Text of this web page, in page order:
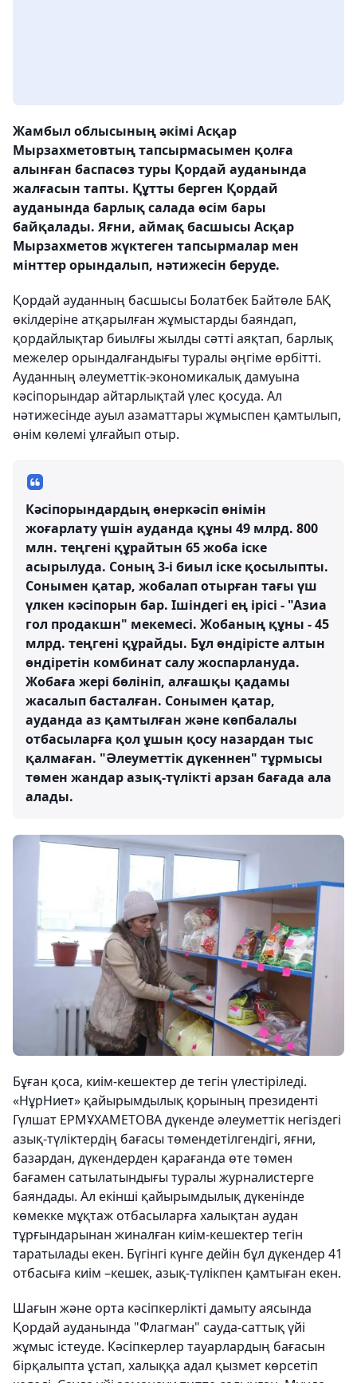
Жамбыл облысының әкімі Асқар
Мырзахметовтың тапсырмасымен қолға
алынған баспасөз туры Қордай ауданында
жалғасын тапты. Құтты берген Қордай
ауданында барлық салада өсім бары
байқалады. Яғни, аймақ басшысы Асқар
Мырзахметов жүктеген тапсырмалар мен
мінттер орындалып, нәтижесін беруде.
Қордай ауданның басшысы Болатбек Байтөле БАҚ
өкілдеріне атқарылған жұмыстарды баяндап,
қордайлықтар биылғы жылды сәтті аяқтап, барлық
межелер орындалғандығы туралы әңгіме өрбітті.
Ауданның әлеуметтік-экономикалық дамуына
кәсіпорындар айтарлықтай үлес қосуда. Ал
нәтижесінде ауыл азаматтары жұмыспен қамтылып,
өнім көлемі ұлғайып отыр.
Кәсіпорындардың өнеркәсіп өнімін
жоғарлату үшін ауданда құны 49 млрд. 800
млн. теңгені құрайтын 65 жоба іске
асырылуда. Соның 3-і биыл іске қосылыпты.
Сонымен қатар, жобалап отырған тағы үш
үлкен кәсіпорын бар. Ішіндегі ең ірісі - "Азиа
гол продакшн" мекемесі. Жобаның құны - 45
млрд. теңгені құрайды. Бұл өндірісте алтын
өндіретін комбинат салу жоспарлануда.
Жобаға жері бөлініп, алғашқы қадамы
жасалып басталған. Сонымен қатар,
ауданда аз қамтылған және көпбалалы
отбасыларға қол ұшын қосу назардан тыс
қалмаған. "Әлеуметтік дүкеннен" тұрмысы
төмен жандар азық-түлікті арзан бағада ала
алады.
Бұған қоса, киім-кешектер де тегін үлестіріледі.
«НұрНиет» қайырымдылық қорының президенті
Гүлшат ЕРМҰХАМЕТОВА дүкенде әлеуметтік негіздегі
азық-түліктердің бағасы төмендетілгендігі, яғни,
базардан, дүкендерден қарағанда өте төмен
бағамен сатылатындығы туралы журналистерге
баяндады. Ал екінші қайырымдылық дүкенінде
көмекке мұқтаж отбасыларға халықтан аудан
тұрғындарынан жиналған киім-кешектер тегін
таратылады екен. Бүгінгі күнге дейін бұл дүкендер 41
отбасыға киім –кешек, азық-түлікпен қамтыған екен.
Шағын және орта кәсіпкерлікті дамыту аясында
Қордай ауданында "Флагман" сауда-саттық үйі
жұмыс істеуде. Кәсіпкерлер тауарлардың бағасын
бірқалыпта ұстап, халыққа адал қызмет көрсетіп